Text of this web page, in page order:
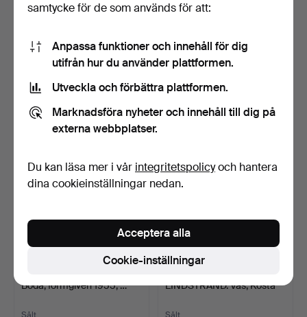
196.
VICKE LINDSTRAND.
Vas, Kosta 1950-tal, hyt…
Sålt
192. VICKE LINDSTRAND.
"Hällristningar", skål, …
Sålt
Boda, formgiven 1955, …
LINDSTRAND. Vas, Kosta
samtycke för de som används för att:
Anpassa funktioner och innehåll för dig
utifrån hur du använder plattformen.
Utveckla och förbättra plattformen.
Marknadsföra nyheter och innehåll till dig på
externa webbplatser.
Du kan läsa mer i vår integritetspolicyoch hantera
dina cookieinställningar nedan.
Cookie-inställningar
Acceptera alla